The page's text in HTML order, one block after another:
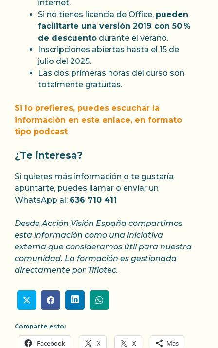
internet.
Si no tienes licencia de Office, pueden
facilitarte una versión 2019 con 50 %
de descuento durante el verano.
Inscripciones abiertas hasta el 15 de
julio del 2025.
Las dos primeras horas del curso son
totalmente gratuitas.
Si lo prefieres, puedes escuchar la
información en este enlace, en formato
tipo podcast
¿Te interesa?
Si quieres más información o te gustaría
apuntarte, puedes llamar o enviar un
WhatsApp al: 636 710 411
Desde Acción Visión España compartimos
esta información como una iniciativa
externa que consideramos útil para nuestra
comunidad. La formación es gestionada
directamente por Tiflotec.
Comparte esto:
Facebook X X Más